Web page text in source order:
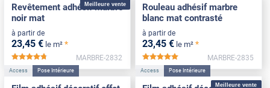
Meilleure vente
Revêtement adhésif marbre
noir mat
à partir de
23,45 € le m² *
*****
MARBRE-2832
Rouleau adhésif marbre
blanc mat contrasté
à partir de
23,45 € le m² *
MARBRE-2835
Access Pose Intérieure
Meilleure vente
Access Pose Intérieure